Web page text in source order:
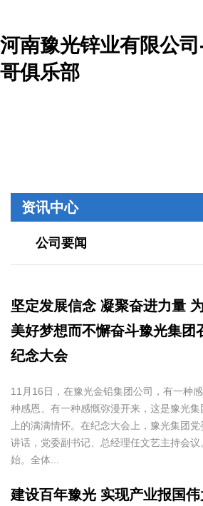
河南豫光锌业有限公
哥俱乐部
资讯中心
公司要闻
坚定发展信念 凝聚奋进力量
美好梦想而不懈奋斗豫光集团
纪念大会
11月16日，在豫光金铅集团公司，有一种
种感恩、有一种感慨弥漫开来，这是豫光
上的满满情怀。在纪念大会上，豫光集团
讲话，党委副书记、总经理任文艺主持
始。全体...
建设百年豫光 实现产业报国